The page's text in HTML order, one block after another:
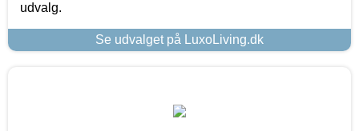
udvalg.
Se udvalget på LuxoLiving.dk